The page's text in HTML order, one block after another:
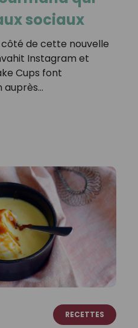
sociaux
de cette nouvelle
Instagram et
Cups font
auprès…
RECETTES